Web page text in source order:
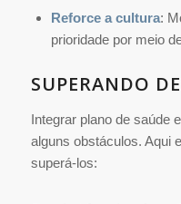
Reforce a cultura:
prioridade por meio
SUPERANDO
Integrar plano de saúde
alguns obstáculos. Aqui
superá-los: